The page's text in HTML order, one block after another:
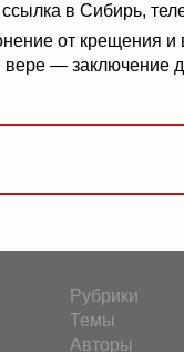
в Сибирь,
от крещения и
— заключение
Рубрики
Темы
Авторы